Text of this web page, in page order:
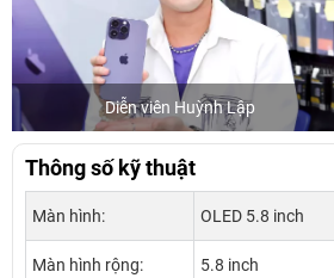
Diễn viên Huỳnh Lập
Thông số kỹ thuật
Màn hình: OLED 5.8 inch
Màn hình rộng: 5.8 inch